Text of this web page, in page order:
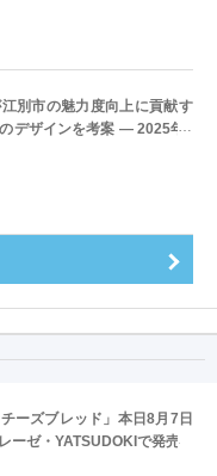
学科」、大学院「経営情報
研究科」に（構想中）
別市の魅力度向上に貢献す
デザインを考案 ― 2025年1
ーズブレッド」本日8月7日
ーゼ・YATSUDOKIで発売